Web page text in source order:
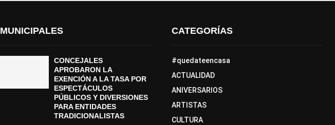
MUNICIPALES
CONCEJALES
APROBARON LA
EXENCIÓN A LA TASA POR
ESPECTÁCULOS
PÚBLICOS Y DIVERSIONES
PARA ENTIDADES
TRADICIONALISTAS
CATEGORÍAS
#quedateencasa
ACTUALIDAD
ANIVERSARIOS
ARTISTAS
CULTURA